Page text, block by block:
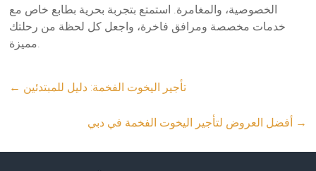
الخصوصية، والمغامرة. استمتع بتجربة بحرية بطابع خاص مع
خدمات مخصصة ومرافق فاخرة، واجعل كل لحظة من رحلتك
مميزة.
← تأجير اليخوت الفخمة: دليل للمبتدئين
→